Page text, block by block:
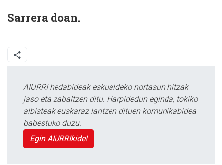
Sarrera doan.
AIURRI hedabideak eskualdeko nortasun hitzak
jaso eta zabaltzen ditu. Harpidedun eginda, tokiko
albisteak euskaraz lantzen dituen komunikabidea
babestuko duzu.
Egin AIURRIkide!